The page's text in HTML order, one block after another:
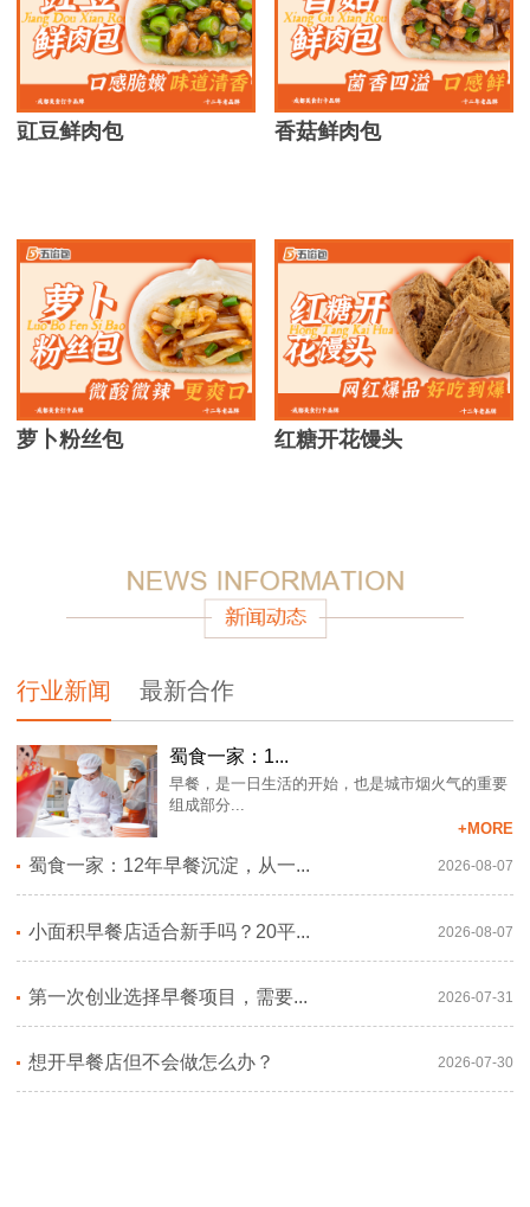
豇豆鲜肉包 香菇鲜肉包
萝卜粉丝包 红糖开花馒头
行业新闻 最新合作
蜀食一家：1...
早餐，是一日生活的开始，也是城市烟火气的重要
组成部分...
+MORE
蜀食一家：12年早餐沉淀，从一... 2026-08-07
小面积早餐店适合新手吗？20平... 2026-08-07
第一次创业选择早餐项目，需要... 2026-07-31
想开早餐店但不会做怎么办？ 2026-07-30